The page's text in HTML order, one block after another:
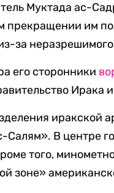
Муктада ас-
прекращении им
за
его сторонники
иракской
Салям». В центре
того,
зоне»